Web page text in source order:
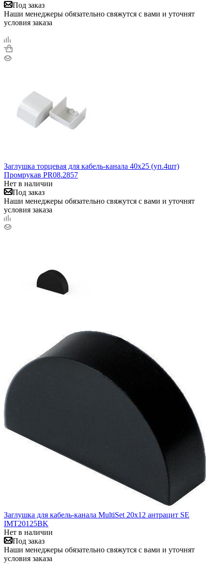
Под заказ
Наши менеджеры обязательно свяжутся с вами и уточнят
условия заказа
Заглушка торцевая для кабель-канала 40х25 (уп.4шт)
Промрукав PR08.2857
Нет в наличии
Под заказ
Наши менеджеры обязательно свяжутся с вами и уточнят
условия заказа
Заглушка для кабель-канала MultiSet 20х12 антрацит SE
IMT20125BK
Нет в наличии
Под заказ
Наши менеджеры обязательно свяжутся с вами и уточнят
условия заказа